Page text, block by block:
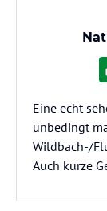
Eine echt
unbedingt
Wildbach-/
Auch kurze